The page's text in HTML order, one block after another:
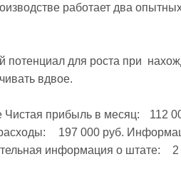
работает два
потенциал для роста при
вдвое.
компании Количество